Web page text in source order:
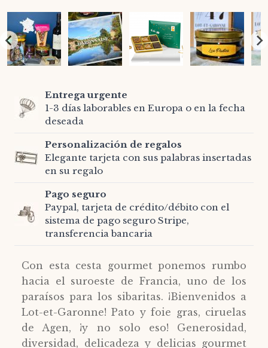
Entrega urgente
1-3 días laborables en Europa o en la fecha
deseada
Personalización de regalos
Elegante tarjeta con sus palabras insertadas
en su regalo
Pago seguro
Paypal, tarjeta de crédito/débito con el
sistema de pago seguro Stripe,
transferencia bancaria
Con esta cesta gourmet ponemos rumbo
hacia el suroeste de Francia, uno de los
paraísos para los sibaritas. ¡Bienvenidos a
Lot-et-Garonne! Pato y foie gras, ciruelas
de Agen, ¡y no solo eso! Generosidad,
diversidad, delicadeza y delicias gourmet